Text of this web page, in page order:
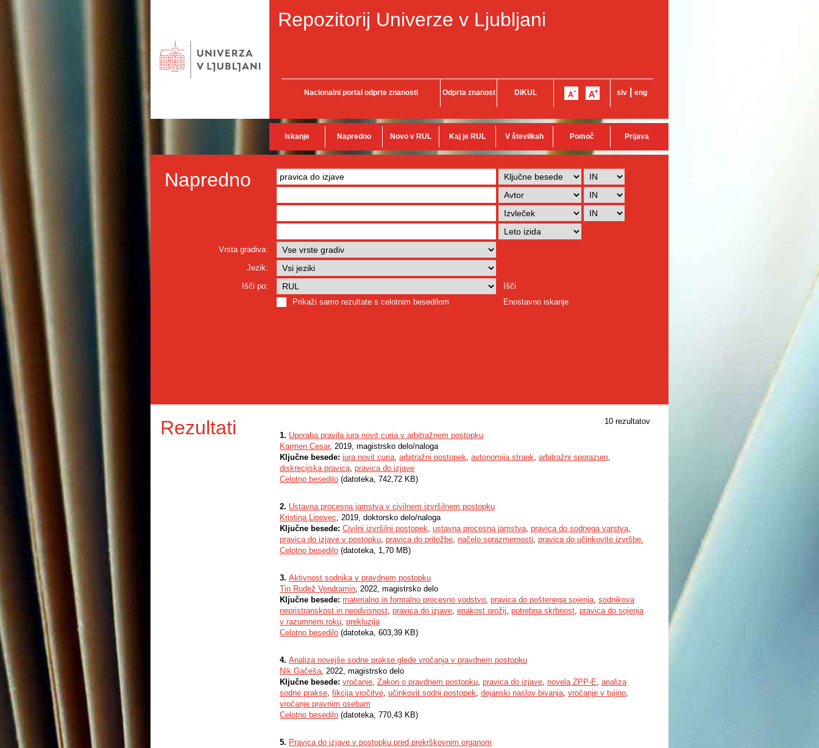
Repozitorij Univerze v Ljubljani
Nacionalni portal odprte znanosti Odprta znanost DiKUL slv eng
Iskanje Napredno Novo v RUL Kaj je RUL V številkah Pomoč Prijava
Napredno
Vrsta gradiva:
Jezik:
Išči po:
Išči
Prikaži samo rezultate s celotnim besedilom
Enostavno iskanje
Rezultati
10 rezultatov
1. Uporaba pravila iura novit curia v arbitražnem postopku
Karmen Cesar, 2019, magistrsko delo/naloga
Ključne besede: iura novit curia, arbitražni postopek, avtonomija strank, arbitražni sporazum,
diskrecijska pravica, pravica do izjave
Celotno besedilo (datoteka, 742,72 KB)
2. Ustavna procesna jamstva v civilnem izvršilnem postopku
Kristina Lipovec, 2019, doktorsko delo/naloga
Ključne besede: Civilni izvršilni postopek, ustavna procesna jamstva, pravica do sodnega varstva,
pravica do izjave v postopku, pravica do pritožbe, načelo sorazmernosti, pravica do učinkovite izvršbe.
Celotno besedilo (datoteka, 1,70 MB)
3. Aktivnost sodnika v pravdnem postopku
Tin Rudež Vendramin, 2022, magistrsko delo
Ključne besede: materialno in formalno procesno vodstvo, pravica do poštenega sojenja, sodnikova
nepristranskost in neodvisnost, pravica do izjave, enakost orožij, potrebna skrbnost, pravica do sojenja
v razumnem roku, prekluzija
Celotno besedilo (datoteka, 603,39 KB)
4. Analiza novejše sodne prakse glede vročanja v pravdnem postopku
Nik Gačeša, 2022, magistrsko delo
Ključne besede: vročanje, Zakon o pravdnem postopku, pravica do izjave, novela ZPP-E, analiza
sodne prakse, fikcija vročitve, učinkovit sodni postopek, dejanski naslov bivanja, vročanje v tujino,
vročanje pravnim osebam
Celotno besedilo (datoteka, 770,43 KB)
5. Pravica do izjave v postopku pred prekrškovnim organom